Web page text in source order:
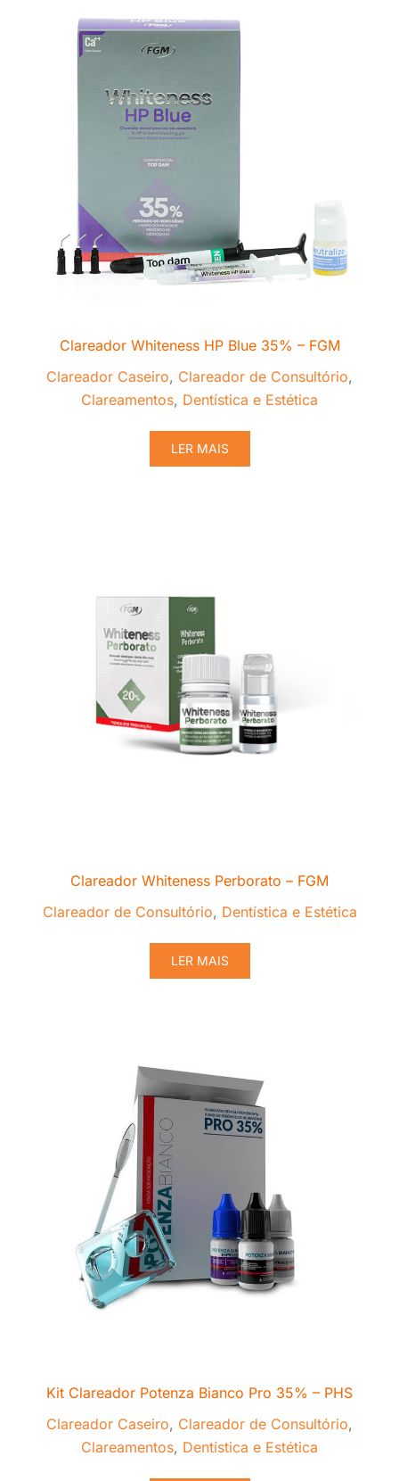
Clareador Whiteness HP Blue 35% – FGM
Clareador Caseiro, Clareador de Consultório,
Clareamentos, Dentística e Estética
LER MAIS
Clareador Whiteness Perborato – FGM
Clareador de Consultório, Dentística e Estética
LER MAIS
Kit Clareador Potenza Bianco Pro 35% – PHS
Clareador Caseiro, Clareador de Consultório,
Clareamentos, Dentística e Estética